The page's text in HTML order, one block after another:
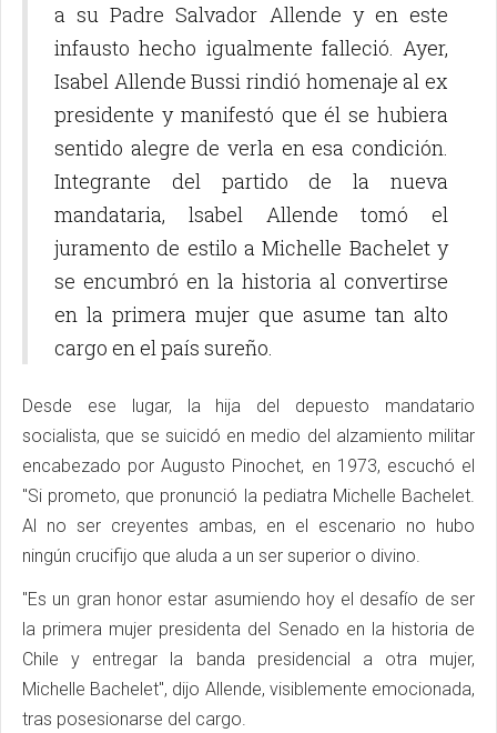
a su Padre Salvador Allende y en este
infausto hecho igualmente falleció. Ayer,
Isabel Allende Bussi rindió homenaje al ex
presidente y manifestó que él se hubiera
sentido alegre de verla en esa condición.
Integrante del partido de la nueva
mandataria, lsabel Allende tomó el
juramento de estilo a Michelle Bachelet y
se encumbró en la historia al convertirse
en la primera mujer que asume tan alto
cargo en el país sureño.
Desde ese lugar, la hija del depuesto mandatario
socialista, que se suicidó en medio del alzamiento militar
encabezado por Augusto Pinochet, en 1973, escuchó el
"Si prometo, que pronunció la pediatra Michelle Bachelet.
Al no ser creyentes ambas, en el escenario no hubo
ningún crucifijo que aluda a un ser superior o divino.
"Es un gran honor estar asumiendo hoy el desafío de ser
la primera mujer presidenta del Senado en la historia de
Chile y entregar la banda presidencial a otra mujer,
Michelle Bachelet", dijo Allende, visiblemente emocionada,
tras posesionarse del cargo.